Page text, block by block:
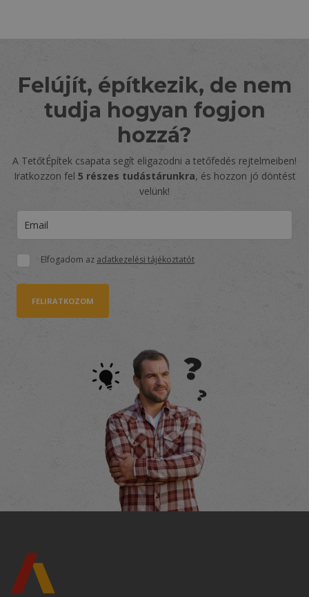
Felújít, építkezik, de nem
tudja hogyan fogjon
hozzá?
A TetőtÉpítek csapata segít eligazodni a tetőfedés rejtelmeiben!
Iratkozzon fel 5 részes tudástárunkra, és hozzon jó döntést
velünk!
Elfogadom az adatkezelési tájékoztatót
FELIRATKOZOM